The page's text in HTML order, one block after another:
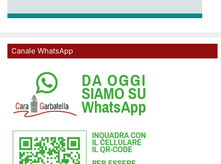
Canale WhatsApp